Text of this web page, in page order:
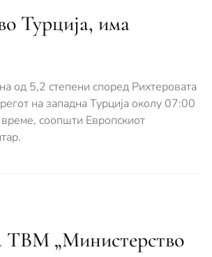
Турција, има
од 5,2 степени според Рихтеровата
на западна Турција околу 07:00
соопшти Европскиот
ТВМ „Министерство